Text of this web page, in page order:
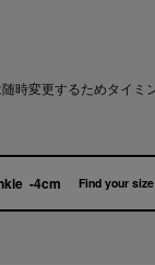
時変更するためタイミ
-4cm Find your size